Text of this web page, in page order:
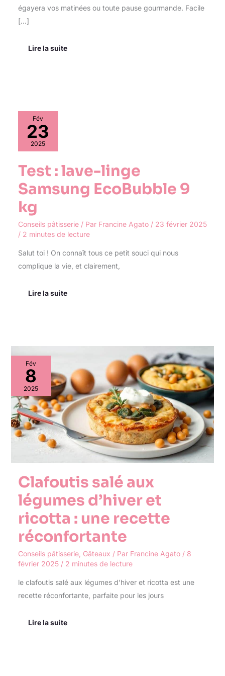
égayera vos matinées ou toute pause gourmande. Facile
[…]
Lire la suite
Fév
23
2025
Test : lave-linge
Samsung EcoBubble 9
kg
Conseils pâtisserie/ Par Francine Agato / 23 février 2025
/ 2 minutes de lecture
Salut toi ! On connaît tous ce petit souci qui nous
complique la vie, et clairement,
Test
:
lave-
linge
Samsung
EcoBubble
9
Lire la suite
Fév
8
2025
Clafoutis salé aux
légumes d’hiver et
ricotta : une recette
réconfortante
Conseils pâtisserie, Gâteaux / Par Francine Agato / 8
février 2025 / 2 minutes de lecture
le clafoutis salé aux légumes d’hiver et ricotta est une
recette réconfortante, parfaite pour les jours
Clafoutis
salé
aux
légumes
d’hiver
et
ricotta
:
une
recette
Lire la suite